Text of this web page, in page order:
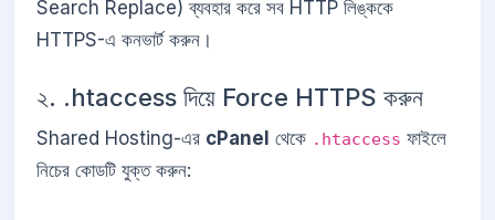
Search Replace) ব্যবহার করে সব HTTP লিঙ্ককে
HTTPS-এ কনভার্ট করুন।
২. .htaccess দিয়ে Force HTTPS করুন
Shared Hosting-এর cPanel থেকে .htaccess ফাইলে
নিচের কোডটি যুক্ত করুন: